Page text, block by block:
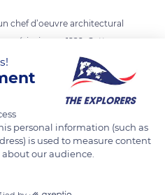
chef d’oeuvre architectural
en 1929. Cette
bancs qui l’entourent
d’Espagne;
personal information (such as
is used to measure content
our audience.